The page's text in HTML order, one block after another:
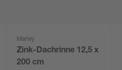
Marley
Zink-Dachrinne 12,5 x
200 cm